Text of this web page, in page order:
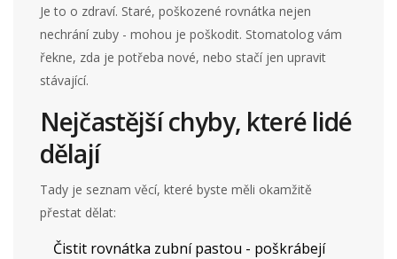
Je to o zdraví. Staré, poškozené rovnátka nejen
nechrání zuby - mohou je poškodit. Stomatolog vám
řekne, zda je potřeba nové, nebo stačí jen upravit
stávající.
Nejčastější chyby, které lidé
dělají
Tady je seznam věcí, které byste měli okamžitě
přestat dělat:
Čistit rovnátka zubní pastou - poškrábejí